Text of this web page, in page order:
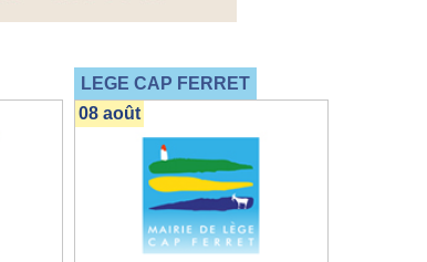
LEGE CAP FERRET
08 août